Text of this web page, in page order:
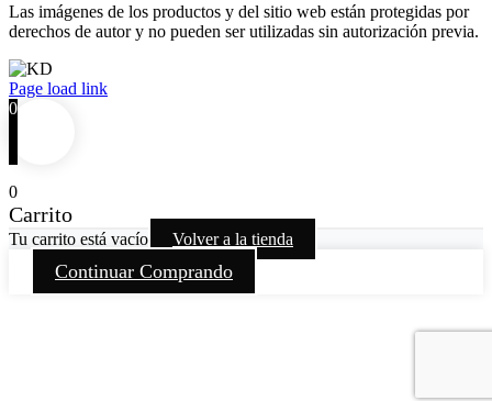
Las imágenes de los productos y del sitio web están protegidas por
derechos de autor y no pueden ser utilizadas sin autorización previa.
Facebook
Twitter
Instagram
Pinterest
Page load link
0
0
Carrito
Tu carrito está vacío Volver a la tienda
Continuar Comprando